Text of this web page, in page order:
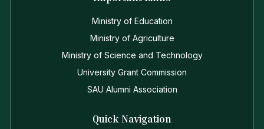
Ministry of Education
Ministry of Agriculture
Ministry of Science and Technology
University Grant Commission
SAU Alumni Association
Quick Navigation